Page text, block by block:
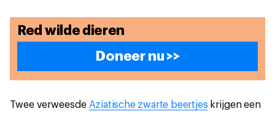
Red wilde dieren
Doneer nu >>
Twee verweesde Aziatische zwarte beertjes krijgen een